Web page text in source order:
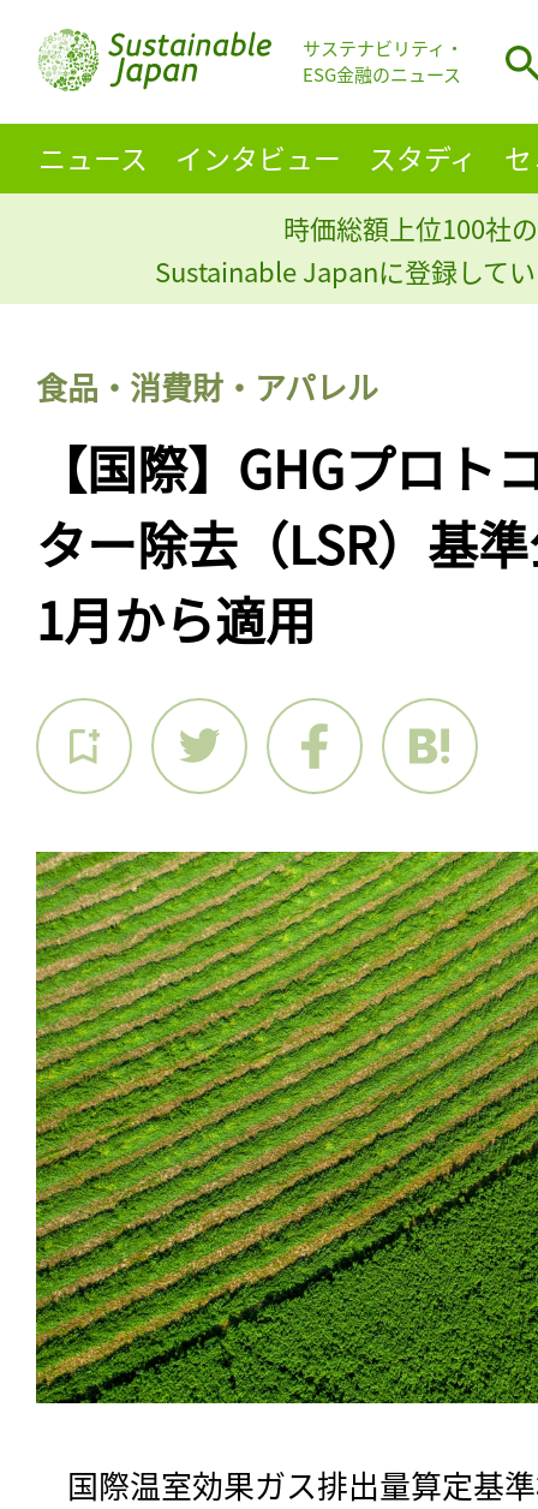
サステナビリティ・
ESG金融のニュース
ニュース インタビュー スタディ
時価総額上位100社
Sustainable Japanに登録して
食品・消費財・アパレル
【国際】GHGプロト
ター除去（LSR）基
1月から適用
国際温室効果ガス排出量算定基